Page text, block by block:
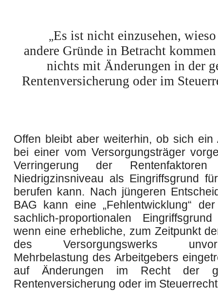
„Es ist nicht einzusehen,
andere Gründe in Betracht
nichts mit Änderungen in der
Rentenversicherung oder im
Offen bleibt aber weiterhin, ob sich ein
bei einer vom Versorgungsträger
Verringerung der
Niedrigzinsniveau als Eingriffsgrund
berufen kann. Nach jüngeren
BAG kann eine „Fehlentwicklung“
sachlich-proportionalen
wenn eine erhebliche, zum Zeitpunkt
des Versorgungswerks
Mehrbelastung des Arbeitgebers
auf Änderungen im Recht der
Rentenversicherung oder im